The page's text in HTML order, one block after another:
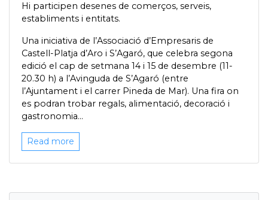
Hi participen desenes de comerços, serveis,
establiments i entitats.
Una iniciativa de l’Associació d’Empresaris de
Castell-Platja d’Aro i S’Agaró, que celebra segona
edició el cap de setmana 14 i 15 de desembre (11-
20.30 h) a l’Avinguda de S’Agaró (entre
l’Ajuntament i el carrer Pineda de Mar). Una fira on
es podran trobar regals, alimentació, decoració i
gastronomia...
Read more